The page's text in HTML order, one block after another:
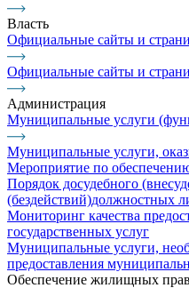
Власть
Официальные сайты и
Официальные сайты и
Администрация
Муниципальные услуги
Муниципальные услуги,
Мероприятие по
Порядок досудебного
(бездействий)должностных
Мониторинг качества
государственных услуг
Муниципальные услуги,
предоставления
Обеспечение жилищных